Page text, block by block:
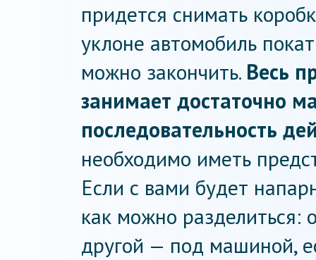
придется снимать
уклоне автомобиль
можно закончить. Весь
занимает достаточно
последовательность
необходимо иметь
Если с вами будет
как можно разделиться:
другой — под машиной,